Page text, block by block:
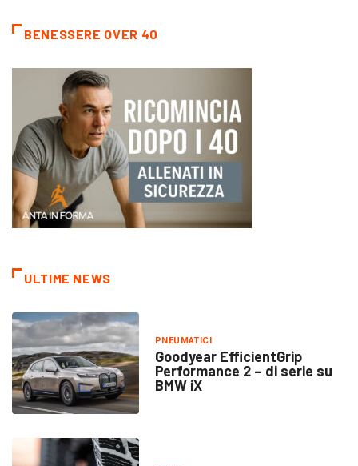
BENESSERE OVER 40
ULTIME NEWS
PNEUMATICI
Goodyear EfficientGrip
Performance 2 – di serie su
BMW iX